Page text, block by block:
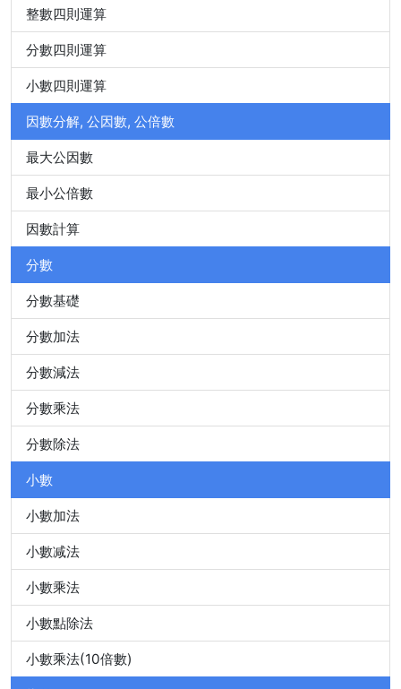
整數四則運算
分數四則運算
小數四則運算
因數分解, 公因數, 公倍數
最大公因數
最小公倍數
因數計算
分數
分數基礎
分數加法
分數減法
分數乘法
分數除法
小數
小數加法
小數减法
小數乘法
小數點除法
小數乘法(10倍數)